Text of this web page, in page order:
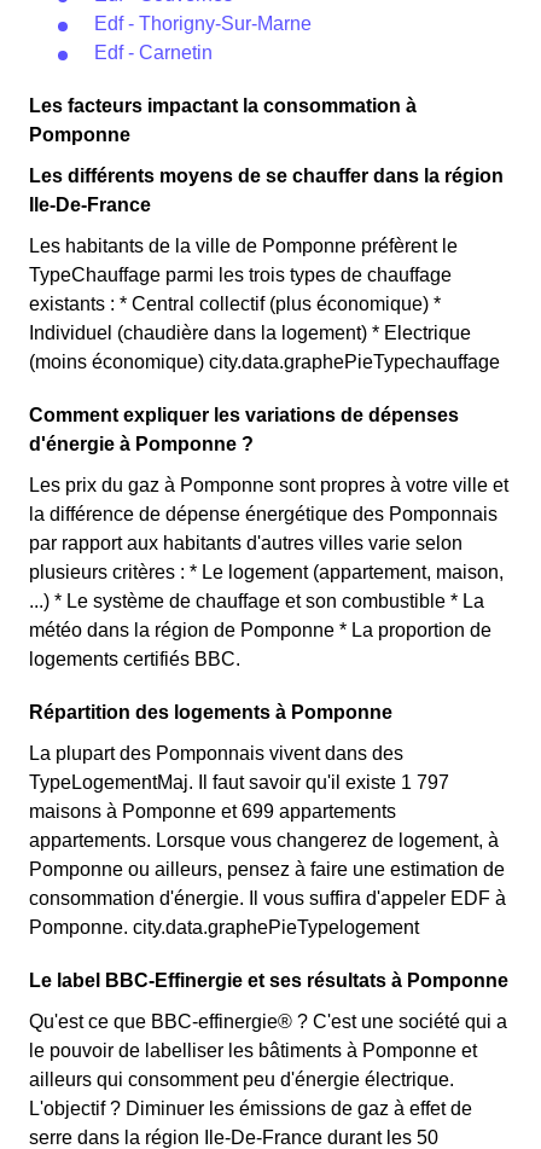
Edf - Thorigny-Sur-Marne
Edf - Carnetin
Les facteurs impactant la consommation à
Pomponne
Les différents moyens de se chauffer dans la région
Ile-De-France
Les habitants de la ville de Pomponne préfèrent le
TypeChauffage parmi les trois types de chauffage
existants : * Central collectif (plus économique) *
Individuel (chaudière dans la logement) * Electrique
(moins économique) city.data.graphePieTypechauffage
Comment expliquer les variations de dépenses
d'énergie à Pomponne ?
Les prix du gaz à Pomponne sont propres à votre ville et
la différence de dépense énergétique des Pomponnais
par rapport aux habitants d'autres villes varie selon
plusieurs critères : * Le logement (appartement, maison,
...) * Le système de chauffage et son combustible * La
météo dans la région de Pomponne * La proportion de
logements certifiés BBC.
Répartition des logements à Pomponne
La plupart des Pomponnais vivent dans des
TypeLogementMaj. Il faut savoir qu'il existe 1 797
maisons à Pomponne et 699 appartements
appartements. Lorsque vous changerez de logement, à
Pomponne ou ailleurs, pensez à faire une estimation de
consommation d'énergie. Il vous suffira d'appeler EDF à
Pomponne. city.data.graphePieTypelogement
Le label BBC-Effinergie et ses résultats à Pomponne
Qu'est ce que BBC-effinergie® ? C'est une société qui a
le pouvoir de labelliser les bâtiments à Pomponne et
ailleurs qui consomment peu d'énergie électrique.
L'objectif ? Diminuer les émissions de gaz à effet de
serre dans la région Ile-De-France durant les 50